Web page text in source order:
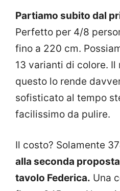
Partiamo subito dal
Perfetto per 4/8
fino a 220 cm.
13 varianti di colore. Il
questo lo rende
sofisticato al tempo
facilissimo da pulire.
Il costo? Solamente
alla seconda
tavolo Federica. Una